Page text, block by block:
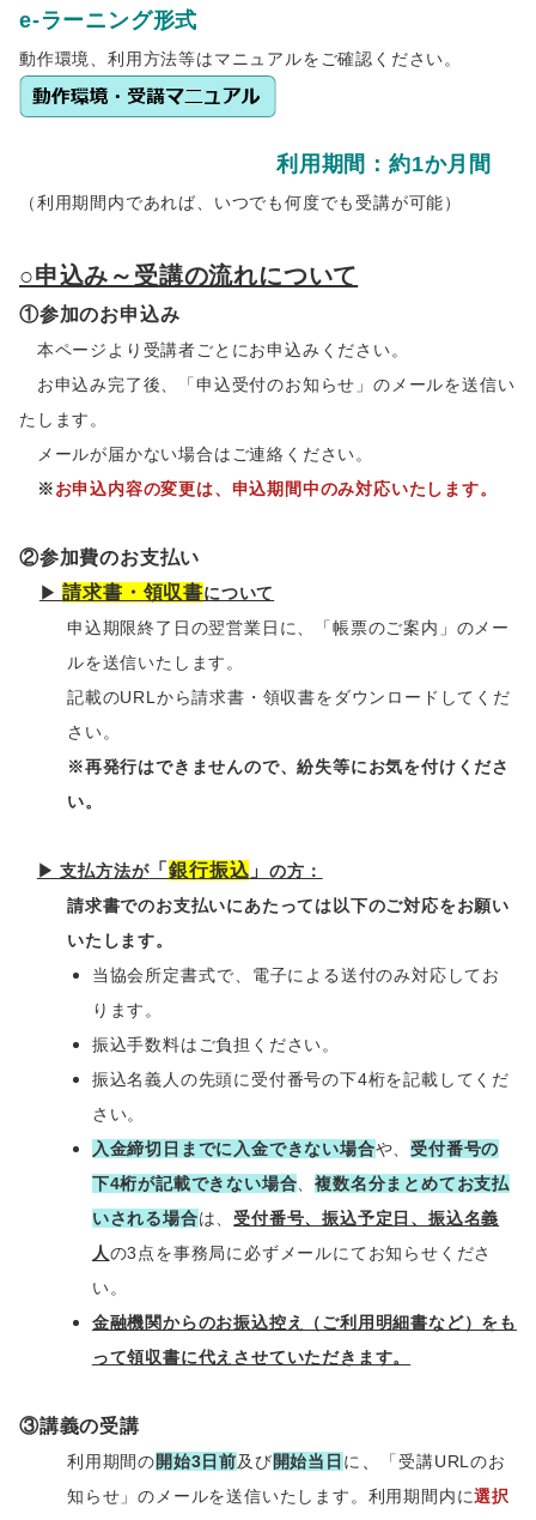
e-ラーニング形式
動作環境、利用方法等はマニュアルをご確認ください。
利用期間：約1か月間
（利用期間内であれば、いつでも何度でも受講が可能）
○申込み～受講の流れについて
①参加のお申込み
本ページより受講者ごとにお申込みください。
お申込み完了後、「申込受付のお知らせ」のメールを送信い
たします。
メールが届かない場合はご連絡ください。
※お申込内容の変更は、申込期間中のみ対応いたします。
②参加費のお支払い
▶請求書・領収書について
申込期限終了日の翌営業日に、「帳票のご案内」のメー
ルを送信いたします。
記載のURLから請求書・領収書をダウンロードしてくだ
さい。
※再発行はできませんので、紛失等にお気を付けくださ
い。
▶ 支払方法が「銀行振込 」の方：
請求書でのお支払いにあたっては以下のご対応をお願い
いたします。
当協会所定書式で 、電子による送付のみ対応してお
ります。
振込手数料はご負担ください。
振込名義人の先頭に受付番号の下4桁を記載してくだ
さい。
入金締切日までに入金できない場合や、受付番号の
下4桁が記載できない場合 、複数名分まとめてお支払
いされる場合は、受付番号、振込予定日、振込名義
人の3点を事務局に必ずメールにてお知らせくださ
い。
金融機関からのお振込控え（ご利用明細書など）をも
って領収書に代えさせていただきます。
③講義の受講
利用期間の開始3日前及び開始当日 に
「受講URLのお
知らせ」のメールを送信いたします。 利用期間内に選択